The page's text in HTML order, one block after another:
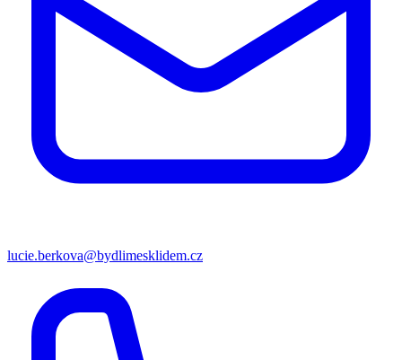
lucie.berkova@bydlimesklidem.cz